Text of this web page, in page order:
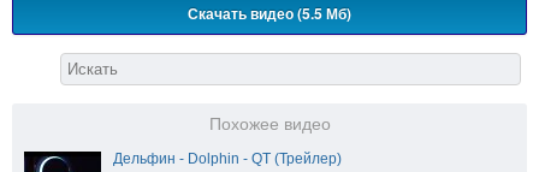
Скачать видео (5.5 Мб)
Похожее видео
Дельфин - Dolphin - QT (Трейлер)